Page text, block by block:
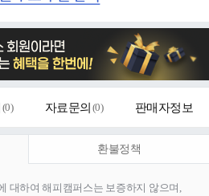
(0) 자료문의 (0) 판매자정보
환불정책
대하여 해피캠퍼스는 보증하지 않으며,